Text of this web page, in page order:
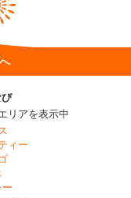
リアを表示中
ィー
ー